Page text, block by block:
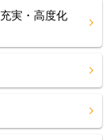
実・高度化